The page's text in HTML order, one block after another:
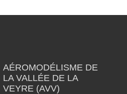
AÉROMODÉLISME DE
LA VALLÉE DE LA
VEYRE (AVV)